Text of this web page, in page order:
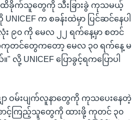
ထိခိုက်သူတွေကို သီးခြားခွဲ ကုသမယ့်
က စခန်းထဲမှာ ပြင်ဆင်နေပါ
၉၀ ကို မေလ ၂၂ ရက်နေ့မှာ စတင်
တဲ့ကုတင်တွေကတော့ မေလ ၃၀ ရက်နေ့ မ
လို့ UNICEF ပြောခွင့်ရကပြောပါ
ာ ဝမ်းပျက်လူနာတွေကို ကုသပေးနေတဲ့
စောင့်ကြည့်သူတွေကို ထားဖို့ ကုတင် ၃၀